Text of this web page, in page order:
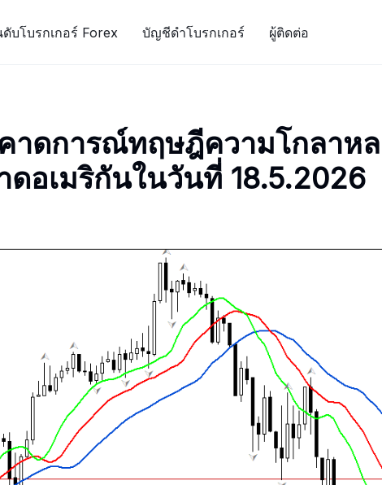
บโบรกเกอร์ Forex บัญชีดำโบรกเกอร์ ผู้ติดต่อ
คาดการณ์ทฤษฎีความโกลาหล
ดอเมริกันในวันที่ 18.5.2026